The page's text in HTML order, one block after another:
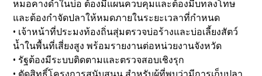
หมอคางดำในบ่อ ต้องมีแผนควบคุมและต้องมีบทลงโทษ
และต้องกำจัดปลาให้หมดภายในระยะเวลาที่กำหนด
• เจ้าหน้าที่ประมงท้องถิ่นสุ่มตรวจบ่อร้างและบ่อเลี้ยงสัตว์
น้ำในพื้นที่เสี่ยงสูง พร้อมรายงานต่อหน่วยงานจังหวัด
• รัฐต้องมีระบบติดตามและตรวจสอบเชิงรุก